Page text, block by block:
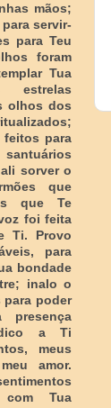
mãos;
servir-
para Teu
foram
Tua
estrelas
olhos dos
feitos para
santuários
sorver o
que
que Te
foi feita
Ti. Provo
para
bondade
inalo o
para poder
presença
a Ti
meus
amor.
com Tua